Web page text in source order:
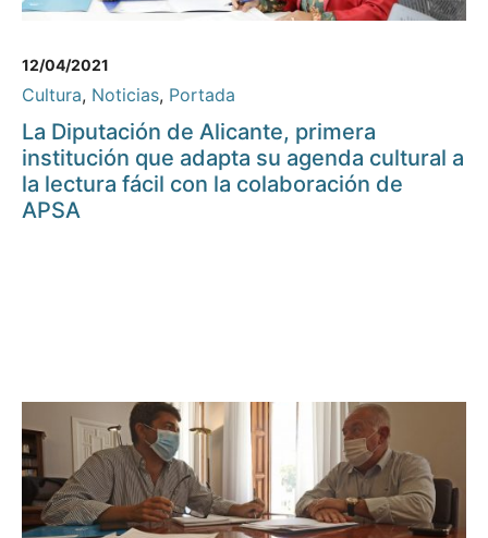
12/04/2021
Cultura, Noticias, Portada
La Diputación de Alicante, primera
institución que adapta su agenda cultural a
la lectura fácil con la colaboración de
APSA